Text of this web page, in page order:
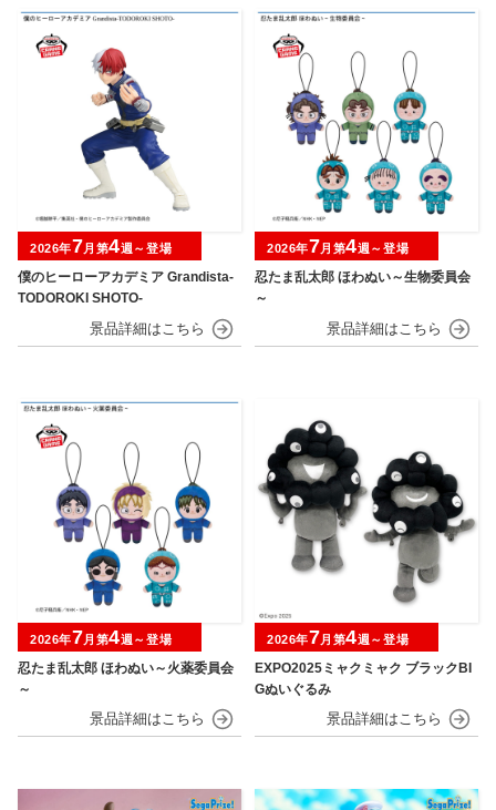
僕のヒーローアカデミア Grandista-
TODOROKI SHOTO-
2026年7月第4週～登場
忍たま乱太郎 ほわぬい～生物委員会
～
2026年7月第4週～登場
忍たま乱太郎 ほわぬい～火薬委員会
～
2026年7月第4週～登場
EXPO2025ミャクミャク ブラックBI
Gぬいぐるみ
2026年7月第4週～登場